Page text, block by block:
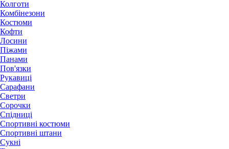
Колготи
Комбінезони
Костюми
Кофти
Лосини
Піжами
Панами
Пов'язки
Рукавиці
Сарафани
Светри
Сорочки
Спідниці
Спортивні костюми
Спортивні штани
Сукні